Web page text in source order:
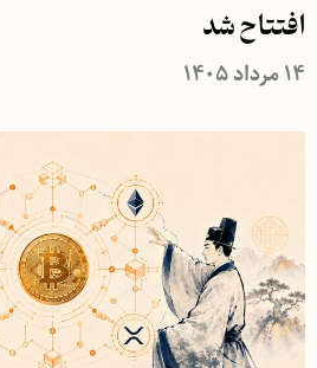
افتتاح شد
۱۴ مرداد ۱۴۰۵